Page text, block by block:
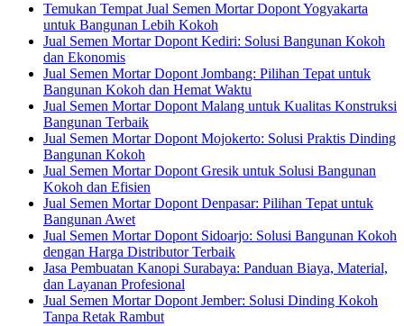
Temukan Tempat Jual Semen Mortar Dopont Yogyakarta
untuk Bangunan Lebih Kokoh
Jual Semen Mortar Dopont Kediri: Solusi Bangunan Kokoh
dan Ekonomis
Jual Semen Mortar Dopont Jombang: Pilihan Tepat untuk
Bangunan Kokoh dan Hemat Waktu
Jual Semen Mortar Dopont Malang untuk Kualitas Konstruksi
Bangunan Terbaik
Jual Semen Mortar Dopont Mojokerto: Solusi Praktis Dinding
Bangunan Kokoh
Jual Semen Mortar Dopont Gresik untuk Solusi Bangunan
Kokoh dan Efisien
Jual Semen Mortar Dopont Denpasar: Pilihan Tepat untuk
Bangunan Awet
Jual Semen Mortar Dopont Sidoarjo: Solusi Bangunan Kokoh
dengan Harga Distributor Terbaik
Jasa Pembuatan Kanopi Surabaya: Panduan Biaya, Material,
dan Layanan Profesional
Jual Semen Mortar Dopont Jember: Solusi Dinding Kokoh
Tanpa Retak Rambut